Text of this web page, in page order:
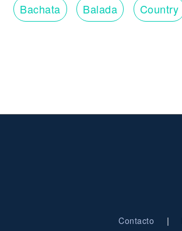
Bachata Balada Country
Contacto |